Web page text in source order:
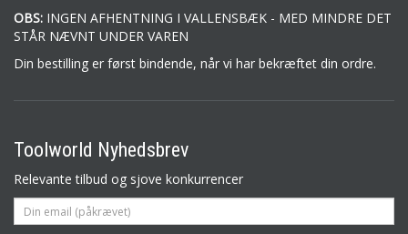
OBS: INGEN AFHENTNING I VALLENSBÆK - MED MINDRE DET
STÅR NÆVNT UNDER VAREN
Din bestilling er først bindende, når vi har bekræftet din ordre.
Toolworld Nyhedsbrev
Relevante tilbud og sjove konkurrencer